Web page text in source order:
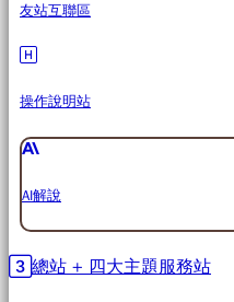
友站互聯區
操作說明站
AI解說
總站 + 四大主題服務站